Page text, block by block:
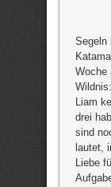
Segeln
Woche
Liam
drei
sind
lautet,
Liebe